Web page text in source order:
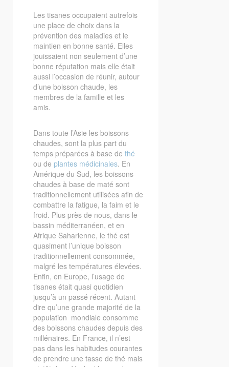
Les tisanes occupaient autrefois
une place de choix dans la
prévention des maladies et le
maintien en bonne santé. Elles
jouissaient non seulement d’une
bonne réputation mais elle était
aussi l’occasion de réunir, autour
d’une boisson chaude, les
membres de la famille et les
amis.
Dans toute l’Asie les boissons
chaudes, sont la plus part du
temps préparées à base de thé
ou de plantes médicinales. En
Amérique du Sud, les boissons
chaudes à base de maté sont
traditionnellement utilisées afin de
combattre la fatigue, la faim et le
froid. Plus près de nous, dans le
bassin méditerranéen, et en
Afrique Saharienne, le thé est
quasiment l’unique boisson
traditionnellement consommée,
malgré les températures élevées.
Enfin, en Europe, l’usage de
tisanes était quasi quotidien
jusqu’à un passé récent. Autant
dire qu’une grande majorité de la
population mondiale consomme
des boissons chaudes depuis des
millénaires. En France, il n’est
pas dans les habitudes courantes
de prendre une tasse de thé mais